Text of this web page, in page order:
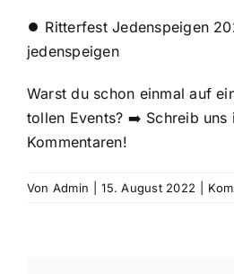
⏺ Ritterfest Jedenspeigen
jedenspeigen
Warst du schon einmal auf
tollen Events? ➡️ Schreib uns
Kommentaren!
Von Admin 15. August 2022